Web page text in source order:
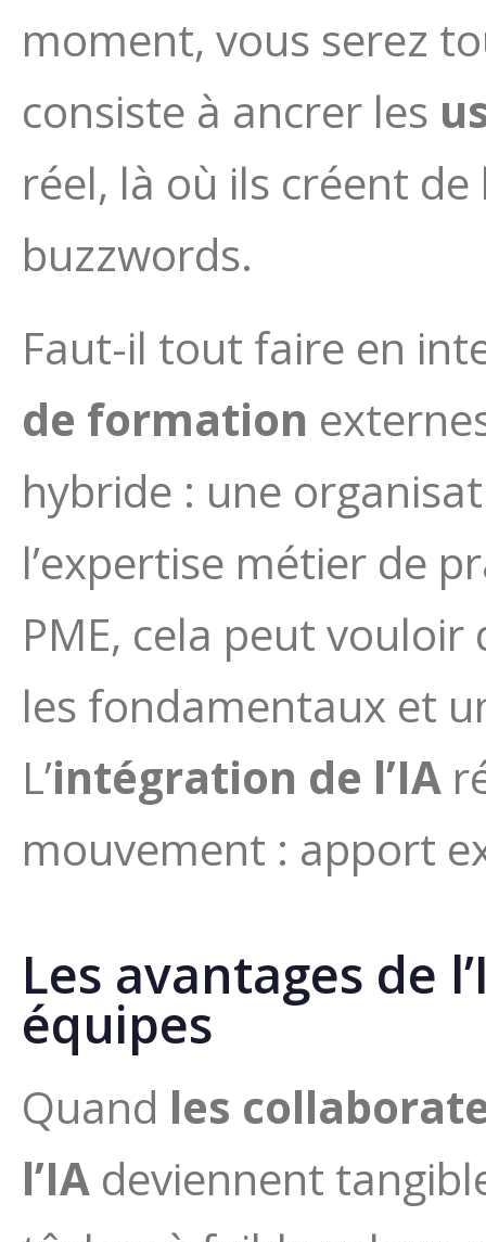
moment, vous serez
consiste à ancrer les
réel, là où ils créent
buzzwords.
Faut-il tout faire en
de formation
hybride : une
l’expertise métier de
PME, cela peut
les fondamentaux et
L’intégration de l’IA
mouvement : apport
Les avantages de
équipes
Quand les
l’IA deviennent